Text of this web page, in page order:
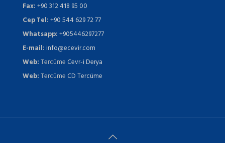
Fax:+90 312 418 95 00
Cep Tel:+90 544 629 72 77
Whatsapp:+905446297277
E-mail:info@ecevir.com
Web:Tercüme Cevr-i Derya
Web:Tercüme CD Tercüme